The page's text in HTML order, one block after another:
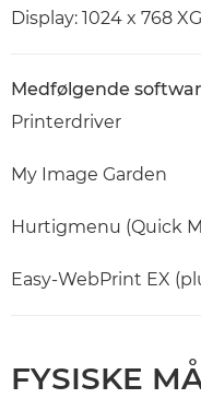
Display: 1024 x 768
Medfølgende
Printerdriver
My Image Garden
Hurtigmenu (Quick
Easy-WebPrint EX
FYSISKE